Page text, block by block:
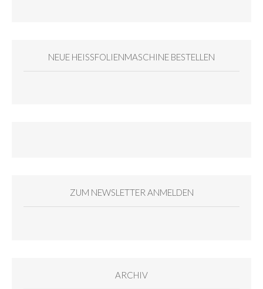
NEUE HEISSFOLIENMASCHINE BESTELLEN
ZUM NEWSLETTER ANMELDEN
ARCHIV